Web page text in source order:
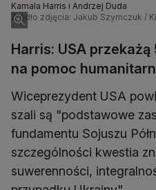
Kamala Harris i Andrzej Duda
Źródło zdjęcia: Jakub Szymczuk /
Harris: USA
na pomoc
Wiceprezydent USA
szali są "podstawowe
fundamentu Sojuszu
szczególności kwestia
suwerenności,